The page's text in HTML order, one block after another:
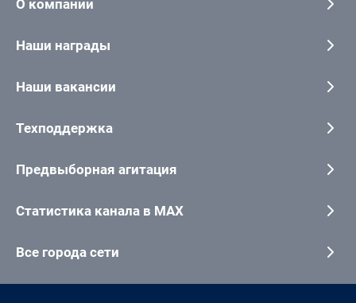
О компании
Наши награды
Наши вакансии
Техподдержка
Предвыборная агитация
Статистика канала в MAX
Все города сети